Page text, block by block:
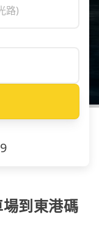
到東港碼